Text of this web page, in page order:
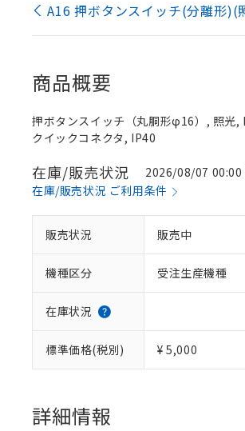
A16 押ボタンスイッチ(分離形
商品概要
押ボタンスイッチ（丸胴形φ16）, 照光,
クイックコネクタ, IP40
在庫/販売状況
2026/08/07 00:00
在庫/販売状況 ご利用条件
販売状況 販売中
機種区分 受注生産機種
在庫状況
標準価格(税別) ¥ 5,000
詳細情報